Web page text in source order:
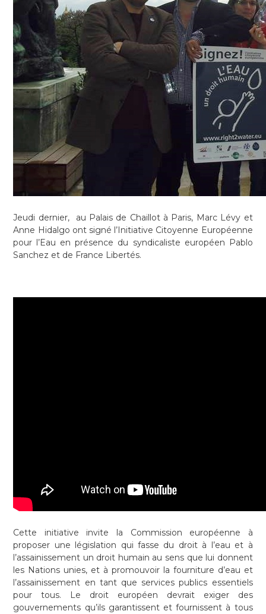
Jeudi dernier, au Palais de Chaillot à Paris, Marc Lévy et
Anne Hidalgo ont signé l’Initiative Citoyenne Européenne
pour l’Eau en présence du syndicaliste européen Pablo
Sanchez et de France Libertés.
Cette initiative invite la Commission européenne à
proposer une législation qui fasse du droit à l’eau et à
l’assainissement un droit humain au sens que lui donnent
les Nations unies, et à promouvoir la fourniture d’eau et
l’assainissement en tant que services publics essentiels
pour tous. Le droit européen devrait exiger des
gouvernements qu’ils garantissent et fournissent à tous